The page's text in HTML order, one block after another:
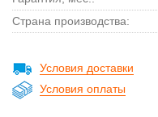
Страна производства:
Условия доставки
Условия оплаты